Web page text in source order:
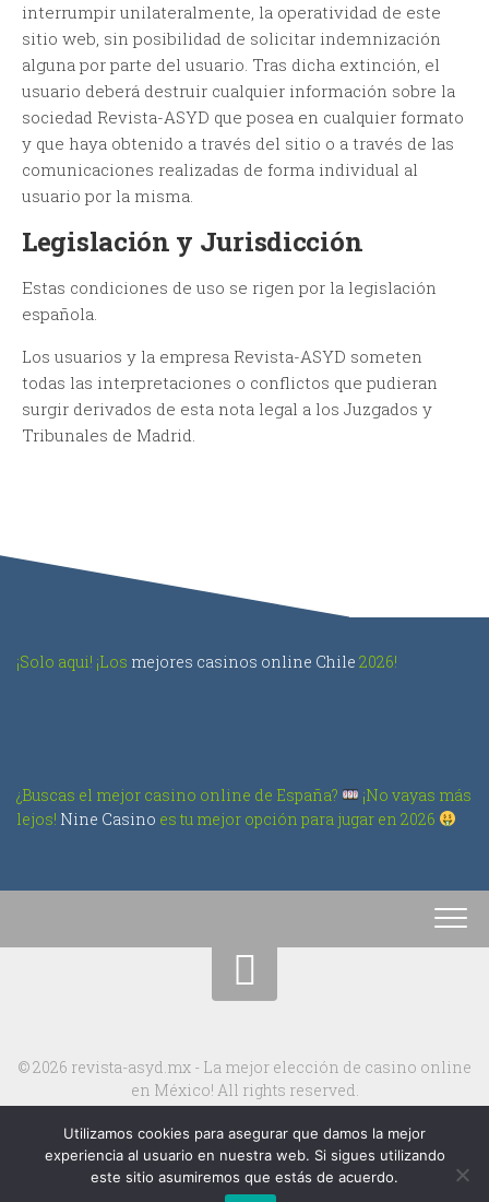
interrumpir unilateralmente, la operatividad de este
sitio web, sin posibilidad de solicitar indemnización
alguna por parte del usuario. Tras dicha extinción, el
usuario deberá destruir cualquier información sobre la
sociedad Revista-ASYD que posea en cualquier formato
y que haya obtenido a través del sitio o a través de las
comunicaciones realizadas de forma individual al
usuario por la misma.
Legislación y Jurisdicción
Estas condiciones de uso se rigen por la legislación
española.
Los usuarios y la empresa Revista-ASYD someten
todas las interpretaciones o conflictos que pudieran
surgir derivados de esta nota legal a los Juzgados y
Tribunales de Madrid.
¡Solo aqui! ¡Los mejores casinos online Chile 2026!
¿Buscas el mejor casino online de España?
¡No vayas más
lejos! Nine Casino es tu mejor opción para jugar en 2026
© 2026 revista-asyd.mx - La mejor elección de casino online
en México! All rights reserved.
Utilizamos cookies para asegurar que damos la mejor
experiencia al usuario en nuestra web. Si sigues utilizando
este sitio asumiremos que estás de acuerdo.